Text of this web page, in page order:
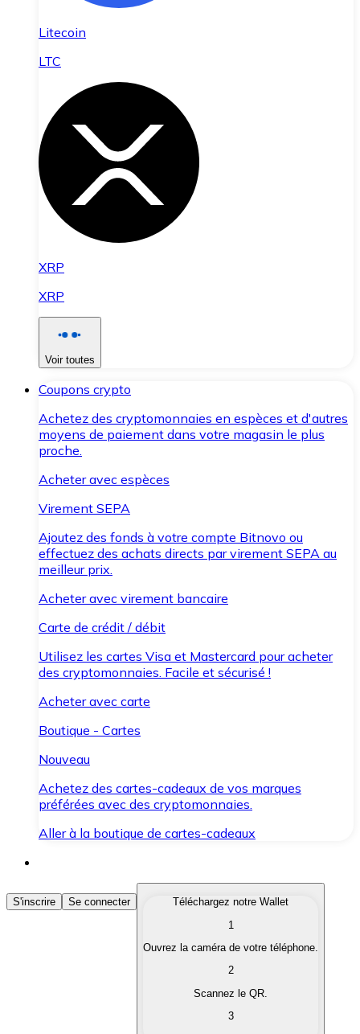
Litecoin
LTC
XRP
XRP
Voir toutes
Coupons crypto
Achetez des cryptomonnaies en espèces et d'autres
moyens de paiement dans votre magasin le plus
proche.
Acheter avec espèces
Virement SEPA
Ajoutez des fonds à votre compte Bitnovo ou
effectuez des achats directs par virement SEPA au
meilleur prix.
Acheter avec virement bancaire
Carte de crédit / débit
Utilisez les cartes Visa et Mastercard pour acheter
des cryptomonnaies. Facile et sécurisé !
Acheter avec carte
Boutique - Cartes
Nouveau
Achetez des cartes-cadeaux de vos marques
préférées avec des cryptomonnaies.
Aller à la boutique de cartes-cadeaux
Acheter des Cryptomonnaies
Achetez les cryptomonnaies qui vous intéressent
Convertissez vos cryptomonnaies en monnaie
S'inscrire Se connecter
Téléchargez notre Wallet
1
Ouvrez la caméra de votre téléphone.
2
Scannez le QR.
3